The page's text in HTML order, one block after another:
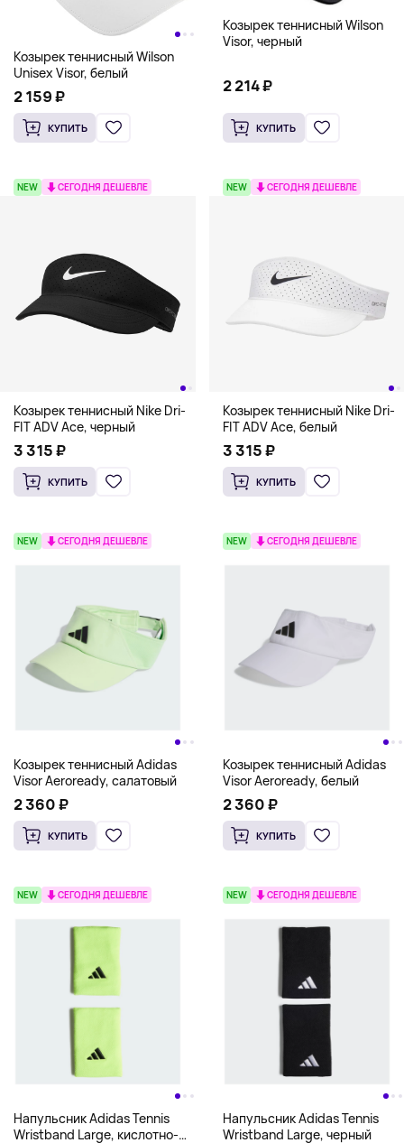
Козырек теннисный Wilson
Unisex Visor, белый
2 159 ₽
КУПИТЬ
Козырек теннисный Wilson
Visor, черный
2 214 ₽
КУПИТЬ
NEW СЕГОДНЯ ДЕШЕВЛЕ
Козырек теннисный Nike Dri-
FIT ADV Ace, черный
3 315 ₽
КУПИТЬ
NEW СЕГОДНЯ ДЕШЕВЛЕ
Козырек теннисный Nike Dri-
FIT ADV Ace, белый
3 315 ₽
КУПИТЬ
NEW СЕГОДНЯ ДЕШЕВЛЕ
Козырек теннисный Adidas
Visor Aeroready, салатовый
2 360 ₽
КУПИТЬ
NEW СЕГОДНЯ ДЕШЕВЛЕ
Козырек теннисный Adidas
Visor Aeroready, белый
2 360 ₽
КУПИТЬ
NEW СЕГОДНЯ ДЕШЕВЛЕ
Напульсник Adidas Tennis
Wristband Large, кислотно-
NEW СЕГОДНЯ ДЕШЕВЛЕ
Напульсник Adidas Tennis
Wristband Large, черный